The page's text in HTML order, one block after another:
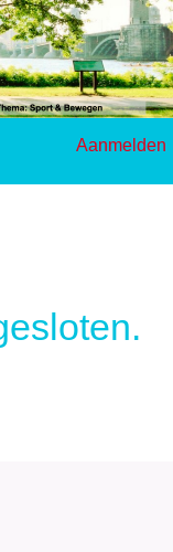
Aanmelden